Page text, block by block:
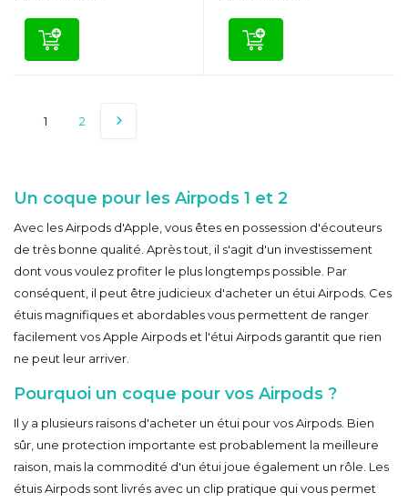
1 2
Un coque pour les Airpods 1 et 2
Avec les Airpods d'Apple, vous êtes en possession d'écouteurs
de très bonne qualité. Après tout, il s'agit d'un investissement
dont vous voulez profiter le plus longtemps possible. Par
conséquent, il peut être judicieux d'acheter un étui Airpods. Ces
étuis magnifiques et abordables vous permettent de ranger
facilement vos Apple Airpods et l'étui Airpods garantit que rien
ne peut leur arriver.
Pourquoi un coque pour vos Airpods ?
Il y a plusieurs raisons d'acheter un étui pour vos Airpods. Bien
sûr, une protection importante est probablement la meilleure
raison, mais la commodité d'un étui joue également un rôle. Les
étuis Airpods sont livrés avec un clip pratique qui vous permet